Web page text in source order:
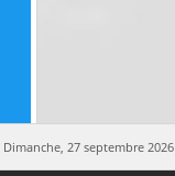
Dimanche, 27 septembre